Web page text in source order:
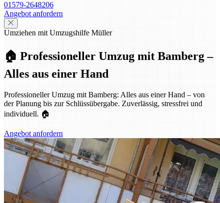
01579-2648206
Angebot anfordern
Umziehen mit Umzugshilfe Müller
🏠 Professioneller Umzug mit Bamberg –
Alles aus einer Hand
Professioneller Umzug mit Bamberg: Alles aus einer Hand – von
der Planung bis zur Schlüssübergabe. Zuverlässig, stressfrei und
individuell. 🏠
Angebot anfordern